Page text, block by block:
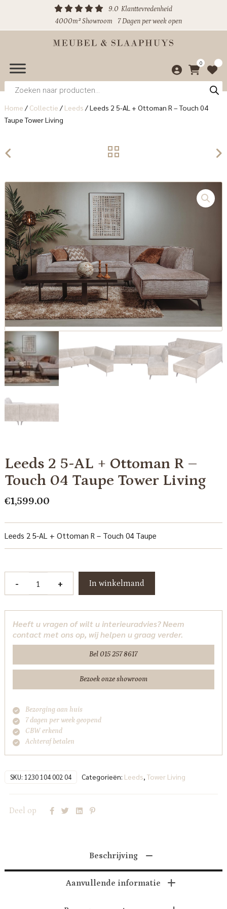
9.0 Klanttevredenheid
4000m² Showroom
7 Dagen per week open
0
Producten
zoeken
Home / Collectie / Leeds /Leeds 2 5-AL + Ottoman R – Touch 04
Taupe Tower Living
Leeds 2 5-AL + Ottoman R –
Touch 04 Taupe Tower Living
€1,599.00
Leeds 2 5-AL + Ottoman R – Touch 04 Taupe
-
Ottoman
Tower
Living
aantal
+ In winkelmand
Heeft u vragen of wilt u interieuradvies? Neem
contact met ons op, wij helpen u graag verder.
Bel 015 257 8617
Bezoek onze showroom
Bezorging aan huis
7 dagen per week geopend
CBW erkend
Achteraf betalen
SKU: 1230 104 002 04 Categorieën: Leeds, Tower Living
Deel op
Beschrijving
Aanvullende informatie